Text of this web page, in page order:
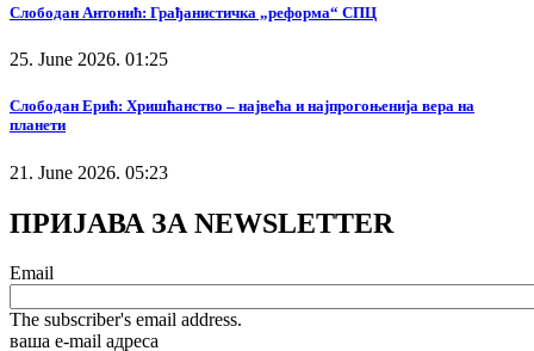
Слободан Антонић: Грађанистичка „реформа“ СПЦ
25. June 2026. 01:25
Слободан Ерић: Хришћанство – највећа и најпрогоњенија вера на
планети
21. June 2026. 05:23
ПРИЈАВА ЗА NEWSLETTER
Email
The subscriber's email address.
ваша е-mail адреса